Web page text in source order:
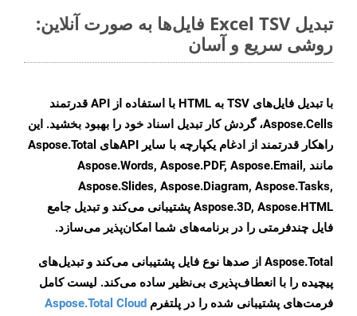
تبدیل Excel TSV فایل‌ها به صورت آنلاین:
روشی سریع و آسان
با تبدیل فایل‌های TSV به HTML با استفاده از API قدرتمند
Aspose.Cells، گردش کار تبدیل اسناد خود را بهبود بخشید. این
راهکار قدرتمند از ادغام یکپارچه با سایر APIهای Aspose.Total
مانند Aspose.Words, Aspose.PDF, Aspose.Email,
Aspose.Slides, Aspose.Diagram, Aspose.Tasks,
Aspose.3D, Aspose.HTML پشتیبانی می‌کند و تبدیل جامع
فایل چندفرمتی را در برنامه‌های شما امکان‌پذیر می‌سازد.
Aspose.Total از صدها نوع فایل پشتیبانی می‌کند و تبدیل‌های
پیچیده را با انعطاف‌پذیری بی‌نظیر ساده می‌کند. لیست کامل
فرمت‌های پشتیبانی شده را در پلتفرم Aspose.Total Cloud